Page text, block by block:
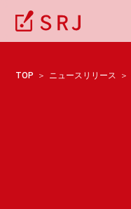
TOP ニュースリリース